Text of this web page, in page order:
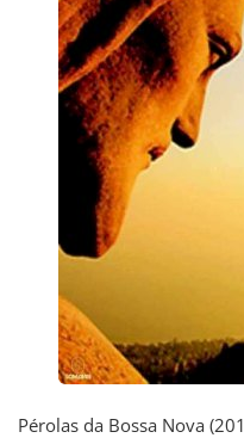
Jogos hoje na TV
Pérolas da Bossa Nova